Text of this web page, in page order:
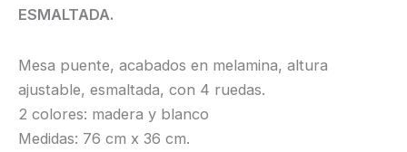
ESMALTADA.
Mesa puente, acabados en melamina, altura
ajustable, esmaltada, con 4 ruedas.
2 colores: madera y blanco
Medidas: 76 cm x 36 cm.